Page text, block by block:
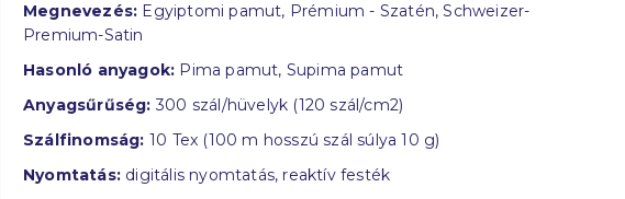
Megnevezés: Egyiptomi pamut, Prémium - Szatén, Schweizer-
Premium-Satin
Hasonló anyagok: Pima pamut, Supima pamut
Anyagsűrűség: 300 szál/hüvelyk (120 szál/cm2)
Szálfinomság: 10 Tex (100 m hosszú szál súlya 10 g)
Nyomtatás: digitális nyomtatás, reaktív festék